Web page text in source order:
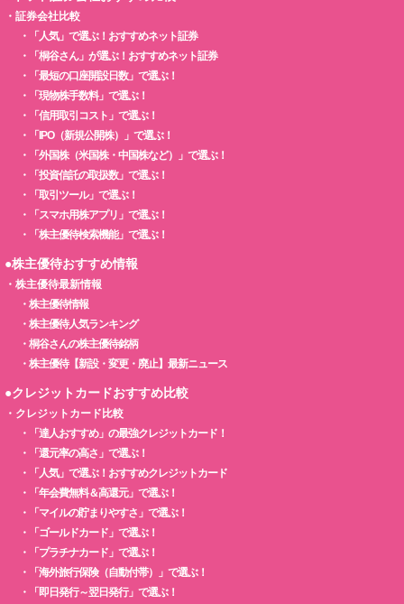
・ 証券会社比較
・
「人気」で選ぶ！おすすめネット証券
・
「桐谷さん」が選ぶ！おすすめネット証券
・
「最短の口座開設日数」で選ぶ！
・
「現物株手数料」で選ぶ！
・
「信用取引コスト」で選ぶ！
・
「IPO（新規公開株）」で選ぶ！
・
「外国株（米国株・中国株など）」で選ぶ！
・
「投資信託の取扱数」で選ぶ！
・
「取引ツール」で選ぶ！
・
「スマホ用株アプリ」で選ぶ！
・
「株主優待検索機能」で選ぶ！
●株主優待おすすめ情報
・ 株主優待最新情報
・ 株主優待情報
・ 株主優待人気ランキング
・ 桐谷さんの株主優待銘柄
・ 株主優待【新設・変更・廃止】最新ニュース
●クレジットカードおすすめ比較
・ クレジットカード比較
・
「達人おすすめ」の最強クレジットカード！
・
「還元率の高さ」で選ぶ！
・
「人気」で選ぶ！おすすめクレジットカード
・
「年会費無料＆高還元」で選ぶ！
・
「マイルの貯まりやすさ」で選ぶ！
・
「ゴールドカード」で選ぶ！
・
「プラチナカード」で選ぶ！
・
「海外旅行保険（自動付帯）」で選ぶ！
・
「即日発行～翌日発行」で選ぶ！